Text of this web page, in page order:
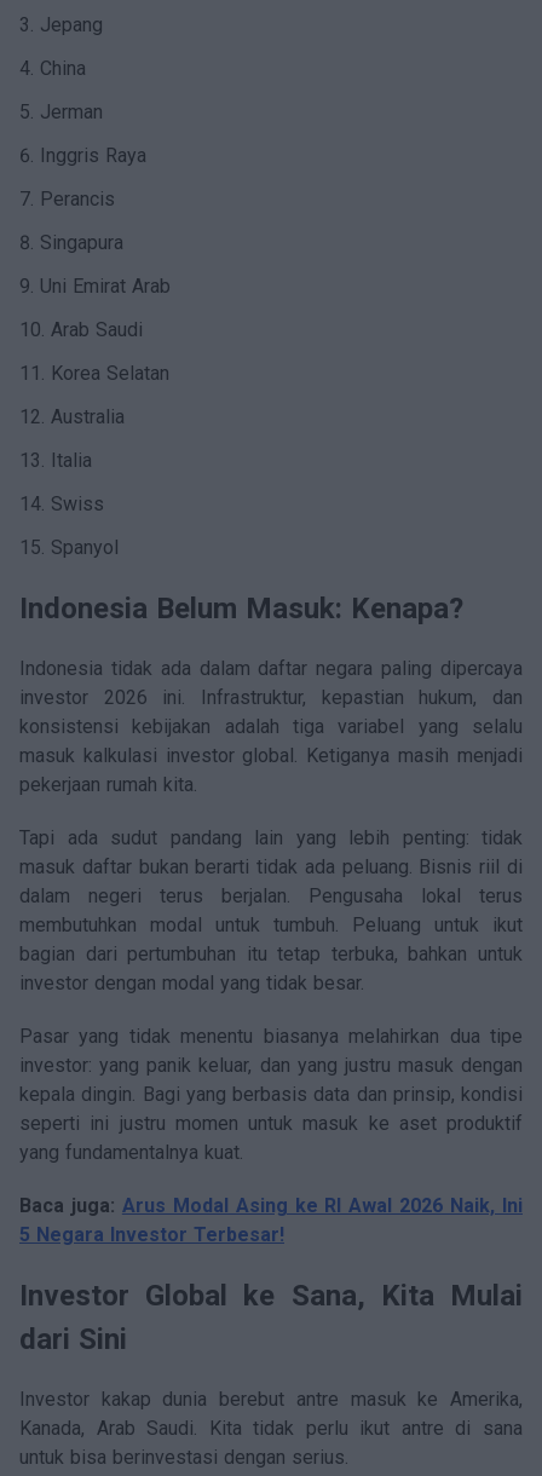
Jepang
China
Jerman
Inggris Raya
Perancis
Singapura
Uni Emirat Arab
Arab Saudi
Korea Selatan
Australia
Italia
Swiss
Spanyol
Indonesia Belum Masuk: Kenapa?
Indonesia tidak ada dalam daftar negara paling dipercaya
investor 2026 ini. Infrastruktur, kepastian hukum, dan
konsistensi kebijakan adalah tiga variabel yang selalu
masuk kalkulasi investor global. Ketiganya masih menjadi
pekerjaan rumah kita.
Tapi ada sudut pandang lain yang lebih penting: tidak
masuk daftar bukan berarti tidak ada peluang. Bisnis riil di
dalam negeri terus berjalan. Pengusaha lokal terus
membutuhkan modal untuk tumbuh. Peluang untuk ikut
bagian dari pertumbuhan itu tetap terbuka, bahkan untuk
investor dengan modal yang tidak besar.
Pasar yang tidak menentu biasanya melahirkan dua tipe
investor: yang panik keluar, dan yang justru masuk dengan
kepala dingin. Bagi yang berbasis data dan prinsip, kondisi
seperti ini justru momen untuk masuk ke aset produktif
yang fundamentalnya kuat.
Baca juga: Arus Modal Asing ke RI Awal 2026 Naik, Ini
5 Negara Investor Terbesar!
Investor Global ke Sana, Kita Mulai
dari Sini
Investor kakap dunia berebut antre masuk ke Amerika,
Kanada, Arab Saudi. Kita tidak perlu ikut antre di sana
untuk bisa berinvestasi dengan serius.